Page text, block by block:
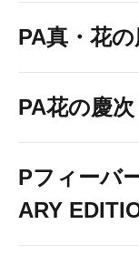
PA真・花
PA花の慶
Pフィーバ
ARY